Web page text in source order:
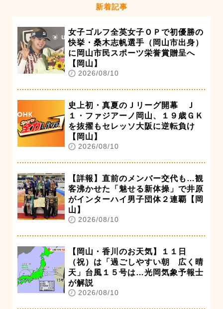
新着記事
女子ゴルフ全英女子ＯＰで初優勝の
快挙・桑木志帆選手（岡山市出身）
に岡山市民スポーツ栄誉賞贈呈へ
【岡山】
2026/08/10
史上初・真夏のＪリーグ開幕 Ｊ
１・ファジアーノ岡山、１９歳ＧＫ
を抜擢もセレッソ大阪に逆転負け
【岡山】
2026/08/10
【詳報】直前のメンバー交代も…観
客沸かせた「魅せる新体操」で井原
がインターハイ男子団体２連覇【岡
山】
2026/08/10
【岡山・香川のお天気】１１日
（祝）は「過ごしやすい朝 広く晴
天」台風１５号は…光岡気象予報士
が解説
2026/08/10